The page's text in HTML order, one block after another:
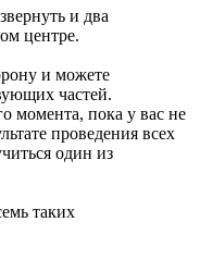
и два
центре.
и можете
частей.
момента, пока у вас не
проведения всех
один из
таких